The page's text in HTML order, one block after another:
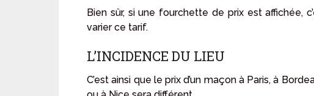
Bien sûr, si une fourchette de prix est affichée,
varier ce tarif.
L’INCIDENCE DU LIEU
C’est ainsi que le prix d’un maçon à Paris, à